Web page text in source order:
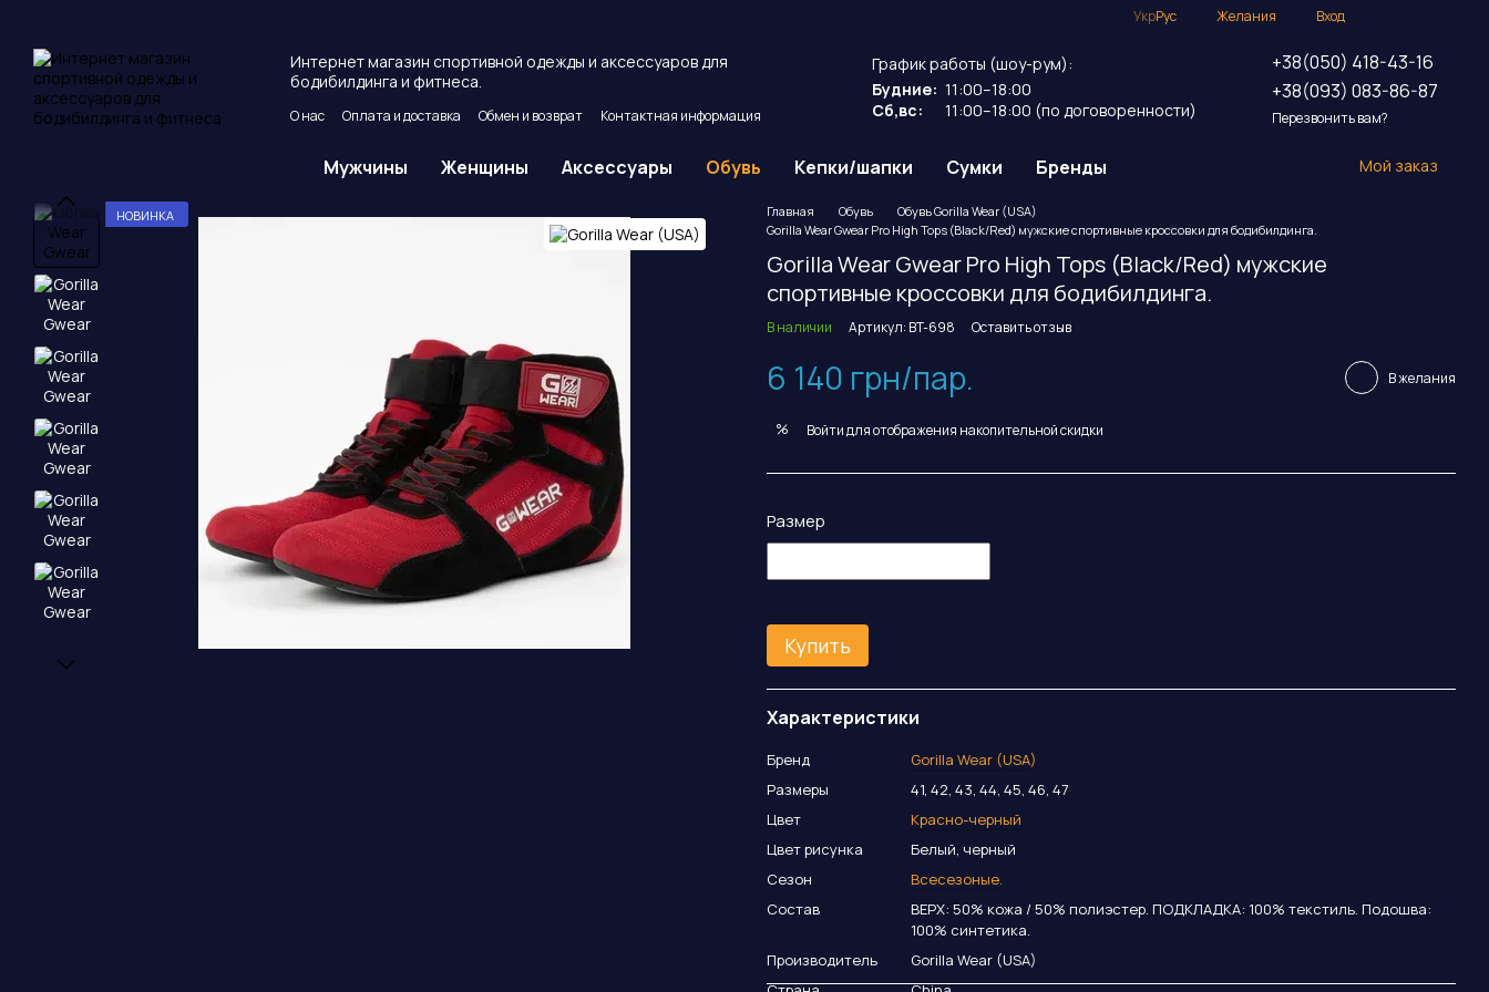
УкрРус Желания Вход
Интернет магазин спортивной одежды и аксессуаров для
бодибилдинга и фитнеса.
О нас Оплата и доставка Обмен и возврат
Контактная информация
График работы (шоу-рум):
Будние: 11:00–18:00
Сб,вс:
11:00–18:00 (по договоренности)
+38(050) 418-43-16
+38(093) 083-86-87
Перезвонить вам?
Мужчины Женщины Аксессуары Обувь Кепки/шапки Сумки Бренды Мой заказ
НОВИНКА Главная Обувь
Обувь Gorilla Wear (USA)
Gorilla Wear Gwear Pro High Tops (Black/Red) мужские спортивные кроссовки для бодибилдинга.
Gorilla Wear Gwear Pro High Tops (Black/Red) мужские
спортивные кроссовки для бодибилдинга.
В наличии Артикул: BT-698 Оставить отзыв
6 140 грн/пар. В желания
% Войтидля отображения накопительной скидки
Размер
Купить
Характеристики
Бренд
Gorilla Wear (USA)
Размеры
41, 42, 43, 44, 45, 46, 47
Цвет
Красно-черный
Цвет рисунка
Белый, черный
Сезон
Всесезоные.
Состав
ВЕРХ: 50% кожа / 50% полиэстер. ПОДКЛАДКА: 100% текстиль. Подошва:
100% синтетика.
Производитель
Gorilla Wear (USA)